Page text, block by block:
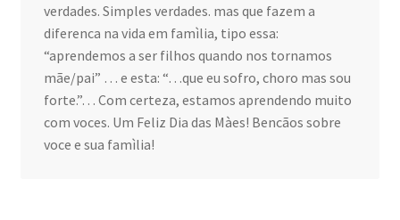
verdades. Simples verdades. mas que fazem a
diferenca na vida em famìlia, tipo essa:
“aprendemos a ser filhos quando nos tornamos
mãe/pai” … e esta: “…que eu sofro, choro mas sou
forte.”… Com certeza, estamos aprendendo muito
com voces. Um Feliz Dia das Màes! Bencãos sobre
voce e sua famìlia!